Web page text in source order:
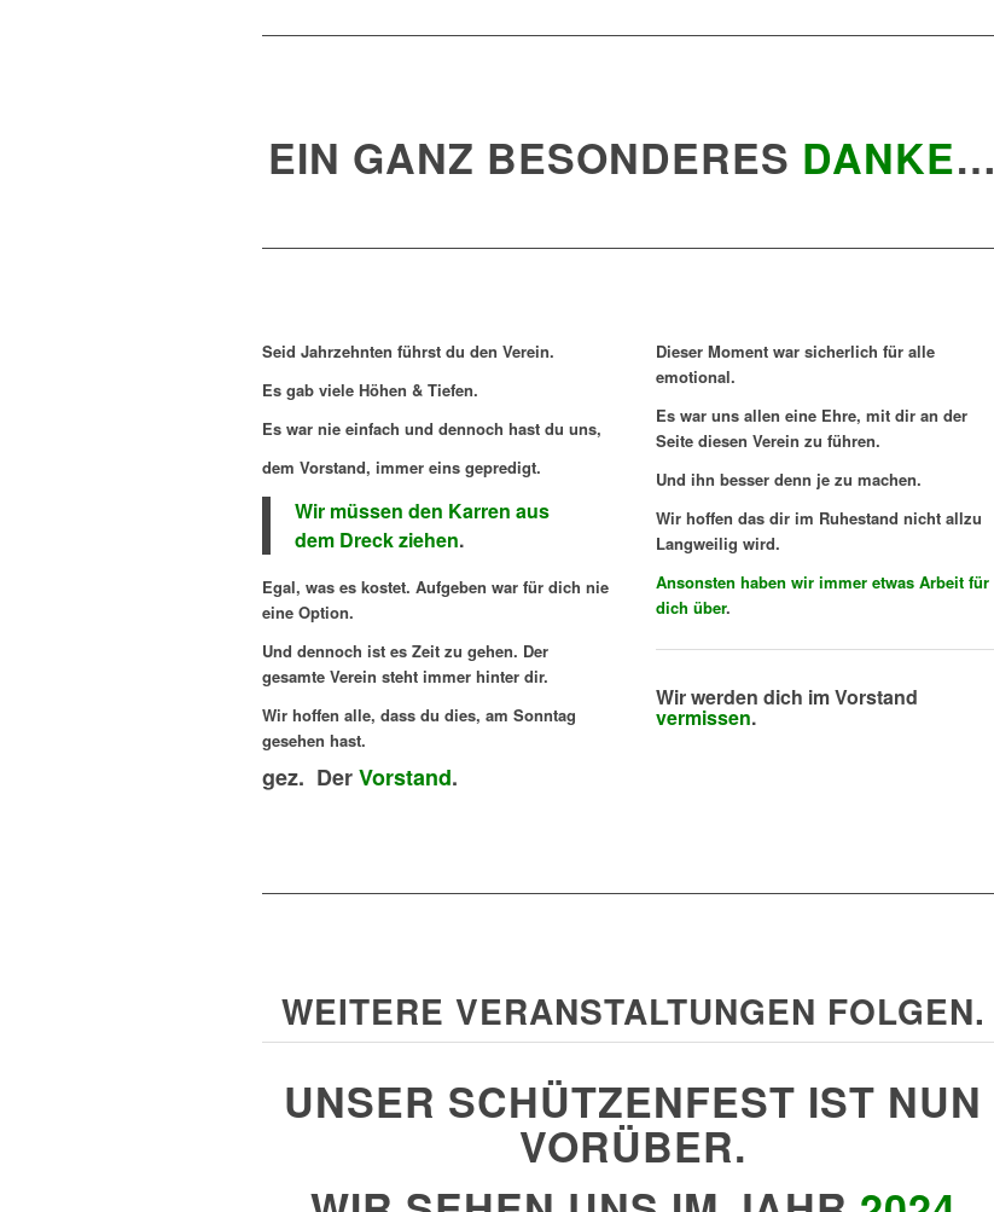
EIN GANZ BESONDERES DANKE…
Seid Jahrzehnten führst du den Verein.
Es gab viele Höhen & Tiefen.
Es war nie einfach und dennoch hast du uns,
dem Vorstand, immer eins gepredigt.
Wir müssen den Karren aus
dem Dreck ziehen.
Egal, was es kostet. Aufgeben war für dich nie
eine Option.
Und dennoch ist es Zeit zu gehen. Der
gesamte Verein steht immer hinter dir.
Wir hoffen alle, dass du dies, am Sonntag
gesehen hast.
Dieser Moment war sicherlich für alle
emotional.
Es war uns allen eine Ehre, mit dir an der
Seite diesen Verein zu führen.
Und ihn besser denn je zu machen.
Wir hoffen das dir im Ruhestand nicht allzu
Langweilig wird.
Ansonsten haben wir immer etwas Arbeit für
dich über.
Wir werden dich im Vorstand
vermissen.
gez. DerVorstand.
WEITERE VERANSTALTUNGEN FOLGEN.
UNSER SCHÜTZENFEST IST NUN
VORÜBER.